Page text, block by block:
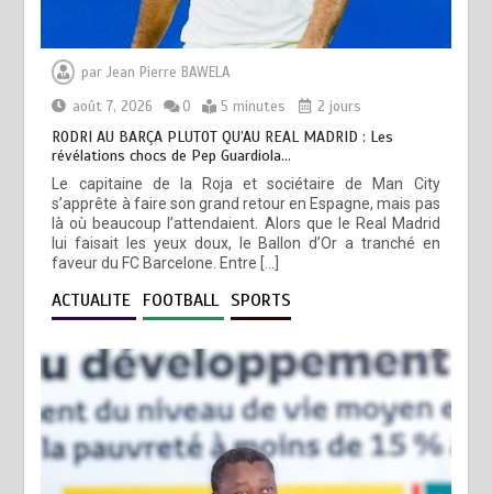
parJean Pierre BAWELA
août 7, 2026
0 5 minutes 2 jours
RODRI AU BARÇA PLUTOT QU’AU REAL MADRID : Les
révélations chocs de Pep Guardiola…
Le capitaine de la Roja et sociétaire de Man City
s’apprête à faire son grand retour en Espagne, mais pas
là où beaucoup l’attendaient. Alors que le Real Madrid
lui faisait les yeux doux, le Ballon d’Or a tranché en
faveur du FC Barcelone. Entre […]
ACTUALITE FOOTBALL SPORTS